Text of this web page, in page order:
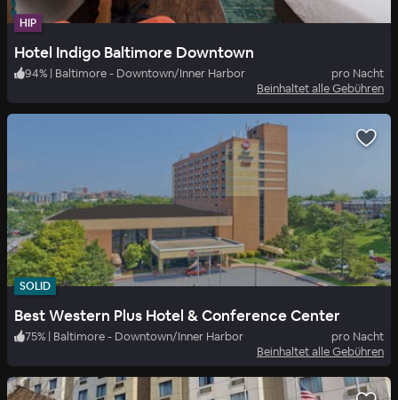
HIP
Hotel Indigo Baltimore Downtown
94% | Baltimore - Downtown/Inner Harbor
pro Nacht
Beinhaltet alle Gebühren
SOLID
Best Western Plus Hotel & Conference Center
75% | Baltimore - Downtown/Inner Harbor
pro Nacht
Beinhaltet alle Gebühren